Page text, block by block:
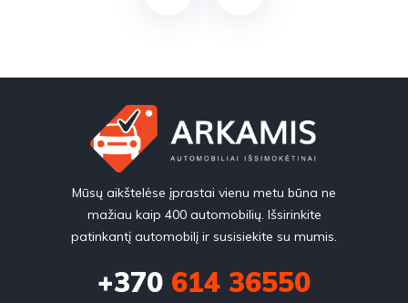
Mūsų aikštelėse įprastai vienu metu būna ne
mažiau kaip 400 automobilių. Išsirinkite
patinkantį automobilį ir susisiekite su mumis.
+370 614 36550